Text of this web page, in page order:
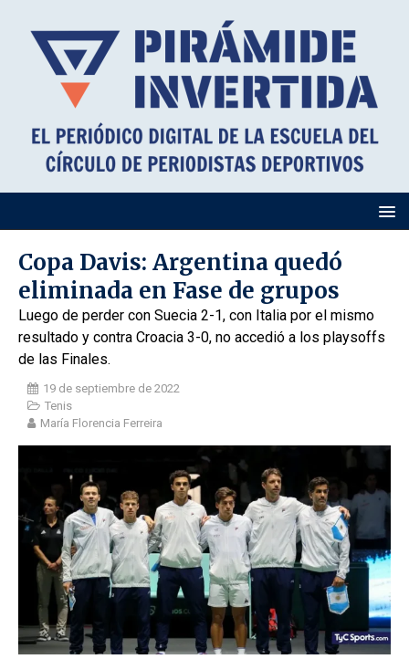
Copa Davis: Argentina quedó
eliminada en Fase de grupos
Luego de perder con Suecia 2-1, con Italia por el mismo
resultado y contra Croacia 3-0, no accedió a los playsoffs
de las Finales.
19 de septiembre de 2022
Tenis
María Florencia Ferreira